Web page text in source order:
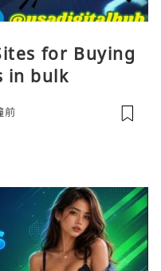
for Buying
in bulk
前